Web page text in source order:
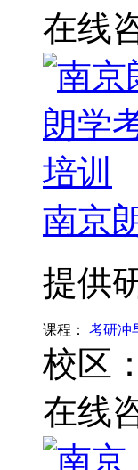
在线
南京
提供
课程： 考研冲
校区：
在线